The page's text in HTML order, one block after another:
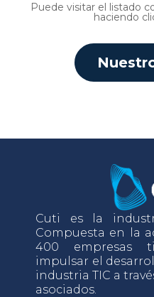
Puede visitar el listado
haciendo
Cuti es la
Compuesta en la
400 empresas
impulsar el
industria TIC a
asociados.